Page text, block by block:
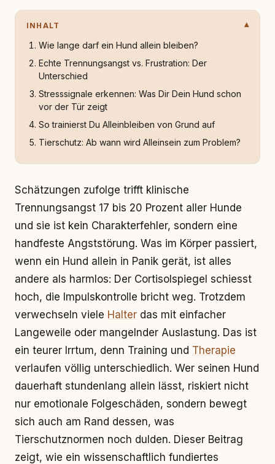
INHALT
Wie lange darf ein Hund allein bleiben?
Echte Trennungsangst vs. Frustration: Der
Unterschied
Stresssignale erkennen: Was Dir Dein Hund schon
vor der Tür zeigt
So trainierst Du Alleinbleiben von Grund auf
Tierschutz: Ab wann wird Alleinsein zum Problem?
Schätzungen zufolge trifft klinische
Trennungsangst 17 bis 20 Prozent aller Hunde
und sie ist kein Charakterfehler, sondern eine
handfeste Angststörung. Was im Körper passiert,
wenn ein Hund allein in Panik gerät, ist alles
andere als harmlos: Der Cortisolspiegel schiesst
hoch, die Impulskontrolle bricht weg. Trotzdem
verwechseln viele Halter das mit einfacher
Langeweile oder mangelnder Auslastung. Das ist
ein teurer Irrtum, denn Training und Therapie
verlaufen völlig unterschiedlich. Wer seinen Hund
dauerhaft stundenlang allein lässt, riskiert nicht
nur emotionale Folgeschäden, sondern bewegt
sich auch am Rand dessen, was
Tierschutznormen noch dulden. Dieser Beitrag
zeigt, wie ein wissenschaftlich fundiertes